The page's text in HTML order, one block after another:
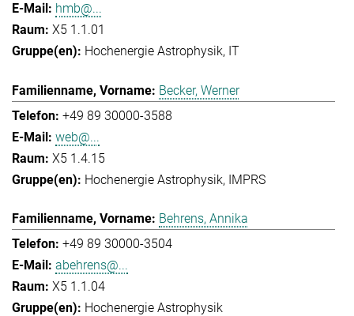
hmb@...
X5 1.1.01
Hochenergie Astrophysik IT
Becker, Werner
+49 89 30000-3588
web@...
X5 1.4.15
Hochenergie Astrophysik IMPRS
Behrens, Annika
+49 89 30000-3504
abehrens@...
X5 1.1.04
Hochenergie Astrophysik